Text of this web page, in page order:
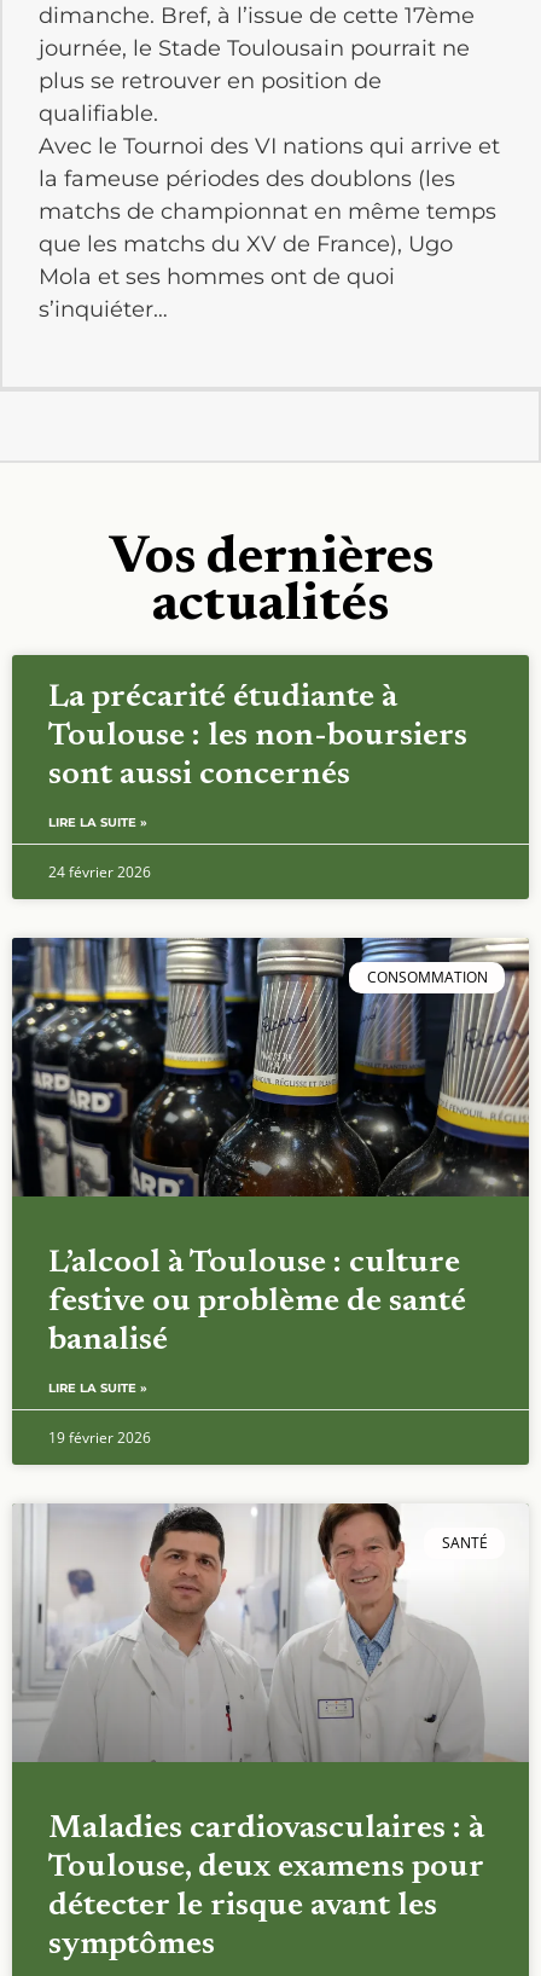
dimanche. Bref, à l’issue de cette 17ème
journée, le Stade Toulousain pourrait ne
plus se retrouver en position de
qualifiable.
Avec le Tournoi des VI nations qui arrive et
la fameuse périodes des doublons (les
matchs de championnat en même temps
que les matchs du XV de France), Ugo
Mola et ses hommes ont de quoi
s’inquiéter…
Vos dernières
actualités
La précarité étudiante à
Toulouse : les non-boursiers
sont aussi concernés
LIRE LA SUITE »
24 février 2026
CONSOMMATION
L’alcool à Toulouse : culture
festive ou problème de santé
banalisé
LIRE LA SUITE »
19 février 2026
SANTÉ
Maladies cardiovasculaires : à
Toulouse, deux examens pour
détecter le risque avant les
symptômes